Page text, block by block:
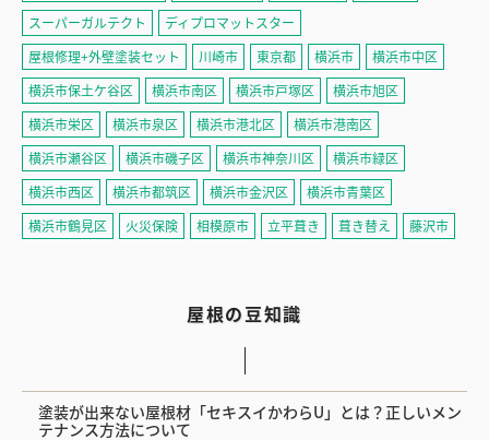
スーパーガルテクト
ディプロマットスター
屋根修理+外壁塗装セット
川崎市 東京都 横浜市
横浜市中区
横浜市保土ケ谷区
横浜市南区 横浜市戸塚区
横浜市旭区
横浜市栄区
横浜市泉区 横浜市港北区
横浜市港南区
横浜市瀬谷区
横浜市磯子区 横浜市神奈川区
横浜市緑区
横浜市西区
横浜市都筑区 横浜市金沢区
横浜市青葉区
横浜市鶴見区
火災保険 相模原市 立平葺き 葺き替え 藤沢市
屋根の豆知識
塗装が出来ない屋根材「セキスイかわらU」とは？正しいメン
テナンス方法について